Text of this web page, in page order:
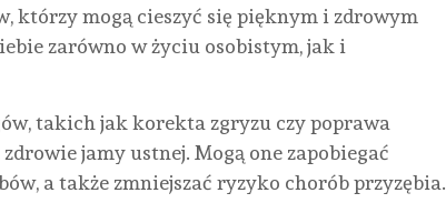
którzy mogą cieszyć się pięknym i zdrowym
zarówno w życiu osobistym, jak i
takich jak korekta zgryzu czy poprawa
jamy ustnej. Mogą one zapobiegać
a także zmniejszać ryzyko chorób przyzębia.